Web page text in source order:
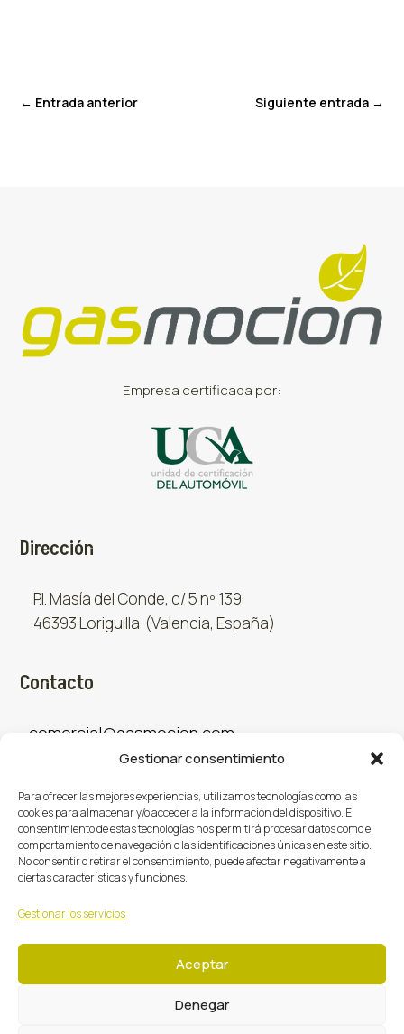
Gestionar consentimiento
Para ofrecer las mejores experiencias, utilizamos tecnologías como las
cookies para almacenar y/o acceder a la información del dispositivo. El
consentimiento de estas tecnologías nos permitirá procesar datos como el
comportamiento de navegación o las identificaciones únicas en este sitio.
No consentir o retirar el consentimiento, puede afectar negativamente a
ciertas características y funciones.
Gestionar los servicios
Aceptar
Denegar
← Entrada anterior Siguiente entrada→
Empresa certificada por:
Dirección
P.I. Masía del Conde, c/ 5 nº 139
46393 Loriguilla (Valencia, España)
Contacto
comercial@gasmocion.com
Sociales
Gasmoción 2026 © Todos los derechos reservados.